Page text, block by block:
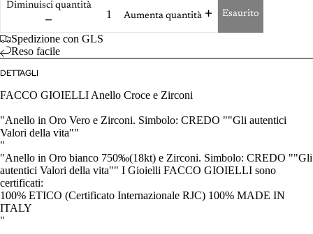
Diminuisci quantità
Aumenta quantità
Esaurito
Spedizione con GLS
Reso facile
DETTAGLI
FACCO GIOIELLI Anello Croce e Zirconi
"Anello in Oro Vero e Zirconi. Simbolo: CREDO ""Gli autentici
Valori della vita""
"
"Anello in Oro bianco 750‰(18kt) e Zirconi. Simbolo: CREDO ""Gli
autentici Valori della vita"" I Gioielli FACCO GIOIELLI sono
certificati:
100% ETICO (Certificato Internazionale RJC) 100% MADE IN
ITALY
"